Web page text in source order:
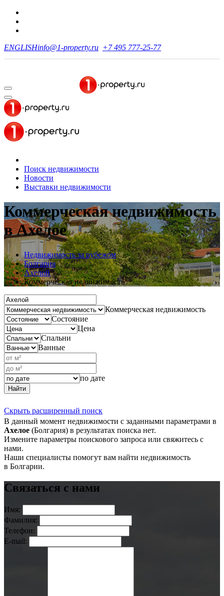
ENGLISHinfo@1-property.ru +7 495 777-25-77
Поиск недвижимости
Новости
Выставки недвижимости
Коммерческая недвижимость
в Ахелое
Недвижимость за рубежом
Болгария
Ахелой
Коммерческая недвижимость
Коммерческая недвижимость
Состояние
Цена
Спальни
Ванные
по дате
Найти
Скрыть расширенный поиск
В данный момент недвижимости с заданными параметрами в
Ахелое (Болгария) в результатах поиска нет.
Измените параметры поискового запроса или свяжитесь с
нами.
Наши специалисты помогут вам найти недвижимость
в Болгарии.
Связаться с нами
Имя:
Фамилия:
Телефон:
E-mail: